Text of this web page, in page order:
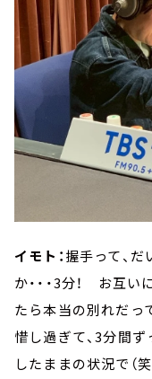
イモト：握手って、
か・・・3分！ お互
たら本当の別れだっ
惜し過ぎて、3分間
したままの状況で（